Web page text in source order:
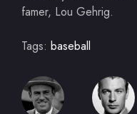
famer, Lou Gehrig.
Tags: baseball